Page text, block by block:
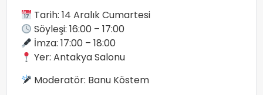
Tarih: 14 Aralık Cumartesi
Söyleşi: 16:00 – 17:00
İmza: 17:00 – 18:00
Yer: Antakya Salonu
Moderatör: Banu Köstem